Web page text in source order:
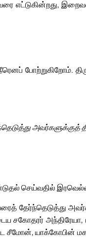
எட்டுகின்றது,
போற்றுகிறோம்.
அவர்களுக்குத்
செய்வதில்
தேர்ந்தெடுத்து
சகோதரர் அந்திரேயா,
சீமோன், யாக்கோபின்